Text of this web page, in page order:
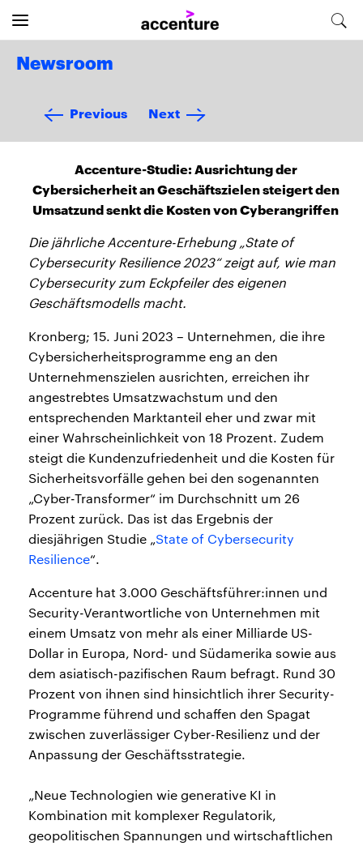
Newsroom
Previous Next
Accenture-Studie: Ausrichtung der
Cybersicherheit an Geschäftszielen steigert den
Umsatzund senkt die Kosten von Cyberangriffen
Die jährliche Accenture-Erhebung „State of
Cybersecurity Resilience 2023“ zeigt auf, wie man
Cybersecurity zum Eckpfeiler des eigenen
Geschäftsmodells macht.
Kronberg; 15. Juni 2023 – Unternehmen, die ihre
Cybersicherheitsprogramme eng an den
Unternehmenszielen ausrichten, erreichen ihr
angestrebtes Umsatzwachstum und den
entsprechenden Marktanteil eher und zwar mit
einer Wahrscheinlichkeit von 18 Prozent. Zudem
steigt die Kundenzufriedenheit und die Kosten für
Sicherheitsvorfälle gehen bei den sogenannten
„Cyber-Transformer“ im Durchschnitt um 26
Prozent zurück. Das ist das Ergebnis der
diesjährigen Studie „State of Cybersecurity
Resilience“.
Accenture hat 3.000 Geschäftsführer:innen und
Security-Verantwortliche von Unternehmen mit
einem Umsatz von mehr als einer Milliarde US-
Dollar in Europa, Nord- und Südamerika sowie aus
dem asiatisch-pazifischen Raum befragt. Rund 30
Prozent von ihnen sind hinsichtlich ihrer Security-
Programme führend und schaffen den Spagat
zwischen zuverlässiger Cyber-Resilienz und der
Anpassung der Geschäftsstrategie.
„Neue Technologien wie generative KI in
Kombination mit komplexer Regulatorik,
geopolitischen Spannungen und wirtschaftlichen